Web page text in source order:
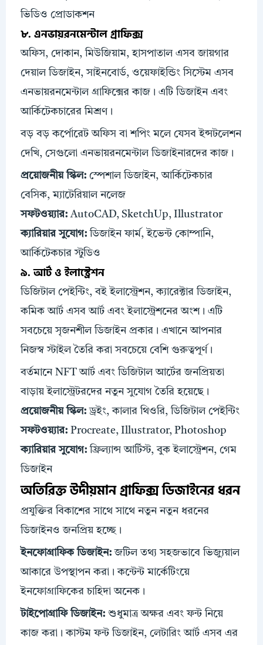
ভিডিও প্রোডাকশন
৮. এনভায়রনমেন্টাল গ্রাফিক্স
অফিস, দোকান, মিউজিয়াম, হাসপাতাল এসব জায়গার
দেয়াল ডিজাইন, সাইনবোর্ড, ওয়েফাইন্ডিং সিস্টেম এসব
এনভায়রনমেন্টাল গ্রাফিক্সের কাজ। এটি ডিজাইন এবং
আর্কিটেকচারের মিশ্রণ।
বড় বড় কর্পোরেট অফিস বা শপিং মলে যেসব ইন্সটলেশন
দেখি, সেগুলো এনভায়রনমেন্টাল ডিজাইনারদের কাজ।
প্রয়োজনীয়স্কিল: স্পেশাল ডিজাইন, আর্কিটেকচার
বেসিক, ম্যাটেরিয়াল নলেজ
সফটওয়্যার: AutoCAD, SketchUp, Illustrator
ক্যারিয়ার সুযোগ: ডিজাইন ফার্ম, ইভেন্ট কোম্পানি,
আর্কিটেকচার স্টুডিও
৯. আর্ট ও ইলাস্ট্রেশন
ডিজিটাল পেইন্টিং, বই ইলাস্ট্রেশন, ক্যারেক্টার ডিজাইন,
কমিক আর্ট এসব আর্ট এবং ইলাস্ট্রেশনের অংশ। এটি
সবচেয়ে সৃজনশীল ডিজাইন প্রকার। এখানে আপনার
নিজস্ব স্টাইল তৈরি করা সবচেয়ে বেশি গুরুত্বপূর্ণ।
বর্তমানে NFT আর্ট এবং ডিজিটাল আর্টের জনপ্রিয়তা
বাড়ায় ইলাস্ট্রেটরদের নতুন সুযোগ তৈরি হয়েছে।
প্রয়োজনীয়স্কিল: ড্রইং, কালার থিওরি, ডিজিটাল পেইন্টিং
সফটওয়্যার: Procreate, Illustrator, Photoshop
ক্যারিয়ার সুযোগ: ফ্রিল্যান্স আর্টিস্ট, বুক ইলাস্ট্রেশন, গেম
ডিজাইন
অতিরিক্ত উদীয়মান গ্রাফিক্স ডিজাইনের ধরন
প্রযুক্তির বিকাশের সাথে সাথে নতুন নতুন ধরনের
ডিজাইনও জনপ্রিয় হচ্ছে।
ইনফোগ্রাফিক ডিজাইন: জটিল তথ্য সহজভাবে ভিজ্যুয়াল
আকারে উপস্থাপন করা। কন্টেন্ট মার্কেটিংয়ে
ইনফোগ্রাফিকের চাহিদা অনেক।
টাইপোগ্রাফি ডিজাইন: শুধুমাত্র অক্ষর এবং ফন্ট নিয়ে
কাজ করা। কাস্টম ফন্ট ডিজাইন, লেটারিং আর্ট এসব এর